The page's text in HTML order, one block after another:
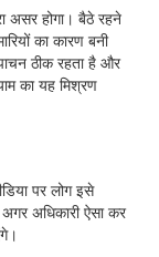
असर होगा। बैठे रहने
का कारण बनी
ठीक रहता है और
का यह मिश्रण
पर लोग इसे
अधिकारी ऐसा कर